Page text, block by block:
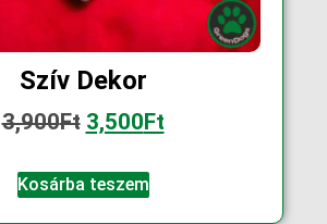
Szív Dekor
3,900Ft 3,500Ft
Kosárba teszem